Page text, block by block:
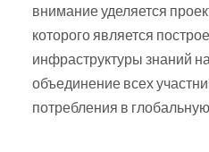
внимание уделяется
которого является
инфраструктуры знаний
объединение всех
потребления в